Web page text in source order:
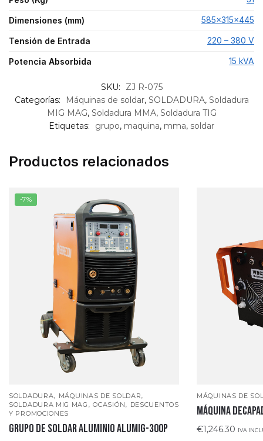
Dimensiones (mm) 585x315x445
Tensión de Entrada 220 – 380 V
Potencia Absorbida 15 kVA
SKU:
ZJ R-075
Categorías:
Máquinas de soldar, SOLDADURA, Soldadura
MIG MAG, Soldadura MMA, Soldadura TIG
Etiquetas:
grupo, maquina, mma, soldar
Productos relacionados
-7%
SOLDADURA, MÁQUINAS DE SOLDAR,
SOLDADURA MIG MAG ,OCASIÓN, DESCUENTOS
Y PROMOCIONES
GRUPO DE SOLDAR ALUMINIO ALUMIG-300P
MÁQUINAS DE
MÁQUINA
€1,246.30 IVA